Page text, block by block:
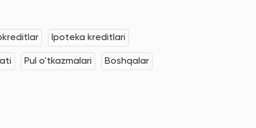
Ipoteka kreditlari
Pul o'tkazmalari Boshqalar